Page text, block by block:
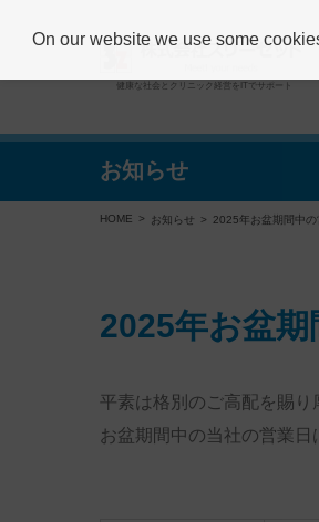
健康な社会とクリニック経営をITでサポート
お知らせ
HOME お知らせ 2025年お盆期間中
2025年お盆
平素は格別のご高配を賜り
お盆期間中の当社の営業日
On our website we use some